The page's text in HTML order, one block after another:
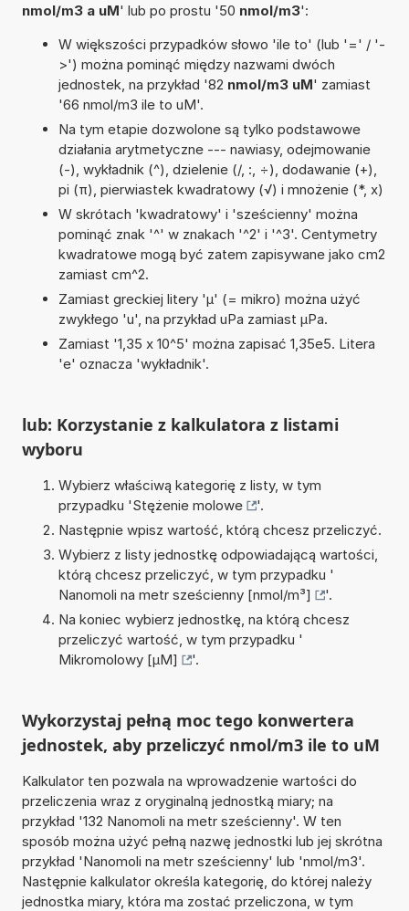
nmol/m3 a uM' lub po prostu '50 nmol/m3':
W większości przypadków słowo 'ile to' (lub '=' / '-
>') można pominąć między nazwami dwóch
jednostek, na przykład '82 nmol/m3 uM' zamiast
'66 nmol/m3 ile to uM'.
Na tym etapie dozwolone są tylko podstawowe
działania arytmetyczne --- nawiasy, odejmowanie
(-), wykładnik (^), dzielenie (/, :, ÷), dodawanie (+),
pi (π), pierwiastek kwadratowy (√) i mnożenie (*, x)
W skrótach 'kwadratowy' i 'sześcienny' można
pominąć znak '^' w znakach '^2' i '^3'. Centymetry
kwadratowe mogą być zatem zapisywane jako cm2
zamiast cm^2.
Zamiast greckiej litery 'µ' (= mikro) można użyć
zwykłego 'u', na przykład uPa zamiast µPa.
Zamiast '1,35 x 10^5' można zapisać 1,35e5. Litera
'e' oznacza 'wykładnik'.
lub: Korzystanie z kalkulatora z listami
wyboru
Wybierz właściwą kategorię z listy, w tym
przypadku 'Stężenie molowe
'.
Następnie wpisz wartość, którą chcesz przeliczyć.
Wybierz z listy jednostkę odpowiadającą wartości,
którą chcesz przeliczyć, w tym przypadku '
Nanomoli na metr sześcienny [nmol/m³]
'.
Na koniec wybierz jednostkę, na którą chcesz
przeliczyć wartość, w tym przypadku '
Mikromolowy [µM]
'.
Wykorzystaj pełną moc tego konwertera
jednostek, aby przeliczyć nmol/m3 ile to uM
Kalkulator ten pozwala na wprowadzenie wartości do
przeliczenia wraz z oryginalną jednostką miary; na
przykład '132 Nanomoli na metr sześcienny'. W ten
sposób można użyć pełną nazwę jednostki lub jej skrótna
przykład 'Nanomoli na metr sześcienny' lub 'nmol/m3'.
Następnie kalkulator określa kategorię, do której należy
jednostka miary, która ma zostać przeliczona, w tym